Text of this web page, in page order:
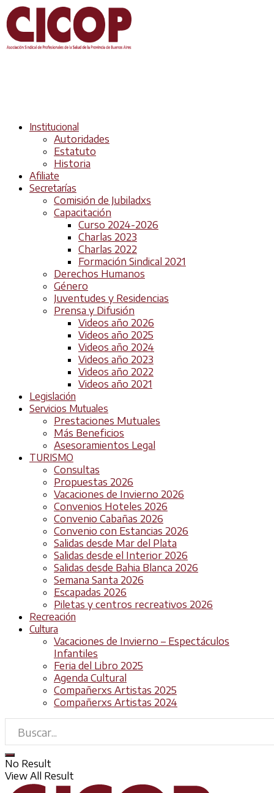
Institucional
Autoridades
Estatuto
Historia
Afiliate
Secretarías
Comisión de Jubiladxs
Capacitación
Curso 2024-2026
Charlas 2023
Charlas 2022
Formación Sindical 2021
Derechos Humanos
Género
Juventudes y Residencias
Prensa y Difusión
Videos año 2026
Videos año 2025
Videos año 2024
Videos año 2023
Videos año 2022
Videos año 2021
Legislación
Servicios Mutuales
Prestaciones Mutuales
Más Beneficios
Asesoramientos Legal
TURISMO
Consultas
Propuestas 2026
Vacaciones de Invierno 2026
Convenios Hoteles 2026
Convenio Cabañas 2026
Convenio con Estancias 2026
Salidas desde Mar del Plata
Salidas desde el Interior 2026
Salidas desde Bahia Blanca 2026
Semana Santa 2026
Escapadas 2026
Piletas y centros recreativos 2026
Recreación
Cultura
Vacaciones de Invierno – Espectáculos
Infantiles
Feria del Libro 2025
Agenda Cultural
Compañerxs Artistas 2025
Compañerxs Artistas 2024
No Result
View All Result